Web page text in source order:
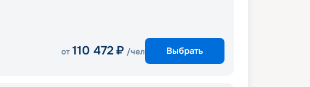
от 110 472 ₽ /чел Выбрать